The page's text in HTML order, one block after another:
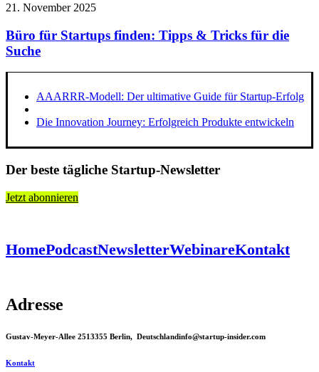
21. November 2025
Büro für Startups finden: Tipps & Tricks für die
Suche
AAARRR-Modell: Der ultimative Guide für Startup-Erfolg
Die Innovation Journey: Erfolgreich Produkte entwickeln
Der beste tägliche Startup-Newsletter
Jetzt abonnieren
HomePodcastNewsletterWebinareKontakt
Adresse
Gustav-Meyer-Allee 2513355 Berlin, Deutschlandinfo@startup-insider.com
Kontakt